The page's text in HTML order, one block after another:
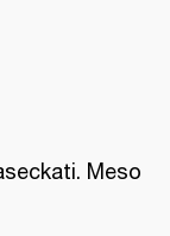
Meso